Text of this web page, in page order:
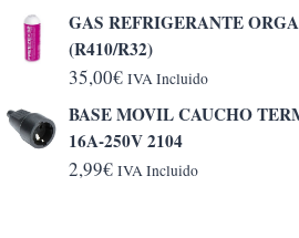
de
desde
5,20€
hasta
6,50€
GAS REFRIGERANTE
(R410/R32)
35,00€ IVA Incluido
BASE MOVIL CAUCHO
16A-250V 2104
2,99€ IVA Incluido